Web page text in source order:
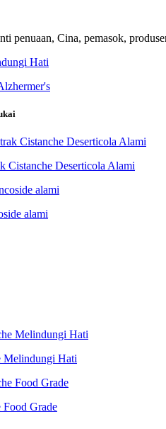
penuaan, Cina, pemasok,
Hati
Cistanche Deserticola Alami
alami
Melindungi Hati
Food Grade